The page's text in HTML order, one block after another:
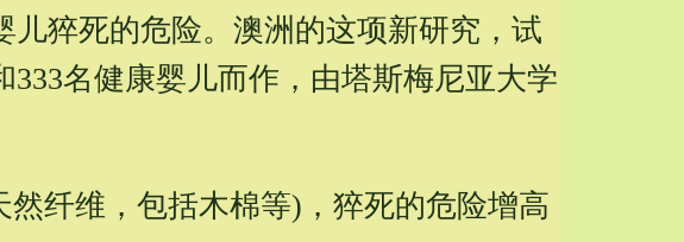
猝死的危险。澳洲的这项新研究，试
名健康婴儿而作，由塔斯梅尼亚大学
纤维，包括木棉等)，猝死的危险增高